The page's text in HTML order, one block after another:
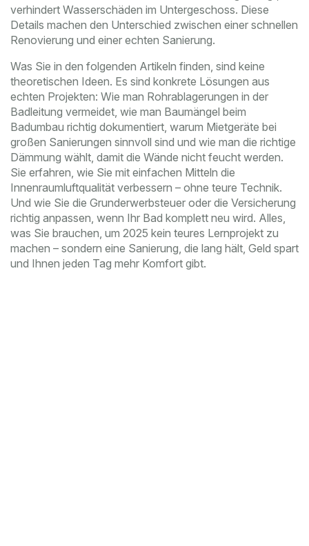
verhindert Wasserschäden im Untergeschoss. Diese
Details machen den Unterschied zwischen einer schnellen
Renovierung und einer echten Sanierung.
Was Sie in den folgenden Artikeln finden, sind keine
theoretischen Ideen. Es sind konkrete Lösungen aus
echten Projekten: Wie man Rohrablagerungen in der
Badleitung vermeidet, wie man Baumängel beim
Badumbau richtig dokumentiert, warum Mietgeräte bei
großen Sanierungen sinnvoll sind und wie man die richtige
Dämmung wählt, damit die Wände nicht feucht werden.
Sie erfahren, wie Sie mit einfachen Mitteln die
Innenraumluftqualität verbessern – ohne teure Technik.
Und wie Sie die Grunderwerbsteuer oder die Versicherung
richtig anpassen, wenn Ihr Bad komplett neu wird. Alles,
was Sie brauchen, um 2025 kein teures Lernprojekt zu
machen – sondern eine Sanierung, die lang hält, Geld spart
und Ihnen jeden Tag mehr Komfort gibt.